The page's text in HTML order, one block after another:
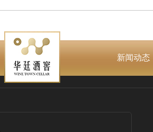
新闻动态